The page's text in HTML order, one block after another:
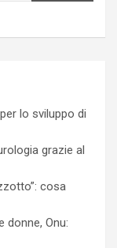
lo sviluppo di
grazie al
cosa
donne, Onu: